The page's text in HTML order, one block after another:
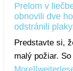
Prelom v
obnovili dve
odstránili
Predstavte si,
malý požiar.
More]